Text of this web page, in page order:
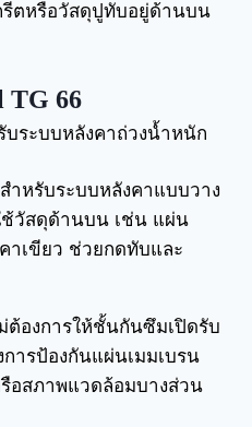
ตหรือวัสดุปูทับอยู่ด้านบน
TG 66
บระบบหลังคาถ่วงน้ำหนัก
ำหรับระบบหลังคาแบบวาง
วัสดุด้านบน เช่น แผ่น
าเขียว ช่วยกดทับและ
องการให้ชั้นกันซึมเปิดรับ
ารป้องกันแผ่นเมมเบรน
อสภาพแวดล้อมบางส่วน